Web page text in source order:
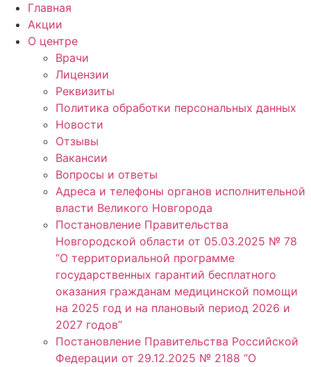
Главная
Акции
О центре
Врачи
Лицензии
Реквизиты
Политика обработки персональных данных
Новости
Отзывы
Вакансии
Вопросы и ответы
Адреса и телефоны органов исполнительной
власти Великого Новгорода
Постановление Правительства
Новгородской области от 05.03.2025 № 78
“О территориальной программе
государственных гарантий бесплатного
оказания гражданам медицинской помощи
на 2025 год и на плановый период 2026 и
2027 годов”
Постановление Правительства Российской
Федерации от 29.12.2025 № 2188 “О